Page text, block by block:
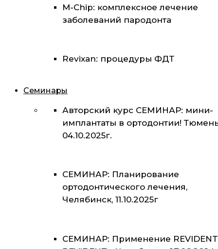
M-Chip: комплексное лечение
заболеваний пародонта
Revixan: процедуры ФДТ
Семинары
Авторский курс СЕМИНАР: мини-
имплантаты в ортодонтии!
04.10.2025г.
СЕМИНАР: Планирование
ортодонтического лечения,
Челябинск, 11.10.2025г
СЕМИНАР: Применение